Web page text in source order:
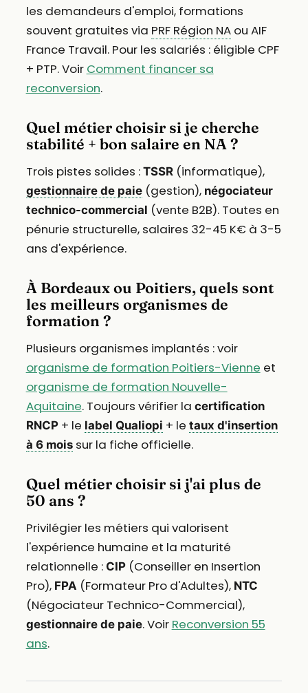
les demandeurs d'emploi, formations
souvent gratuites via PRF Région NAou AIF
France Travail. Pour les salariés : éligible CPF
+ PTP. Voir Comment financer sa
reconversion.
Quel métier choisir si je cherche
stabilité + bon salaire en NA ?
Trois pistes solides : TSSR(informatique),
gestionnaire de paie(gestion), négociateur
technico-commercial (vente B2B). Toutes en
pénurie structurelle, salaires 32-45 K€ à 3-5
ans d'expérience.
À Bordeaux ou Poitiers, quels sont
les meilleurs organismes de
formation ?
Plusieurs organismes implantés : voir
organisme de formation Poitiers-Vienne et
organisme de formation Nouvelle-
Aquitaine. Toujours vérifier la certification
RNCP+ le label Qualiopi + le taux d'insertion
à 6 moissur la fiche officielle.
Quel métier choisir si j'ai plus de
50 ans ?
Privilégier les métiers qui valorisent
l'expérience humaine et la maturité
relationnelle : CIP(Conseiller en Insertion
Pro), FPA (Formateur Pro d'Adultes), NTC
(Négociateur Technico-Commercial),
gestionnaire de paie. Voir Reconversion 55
ans.